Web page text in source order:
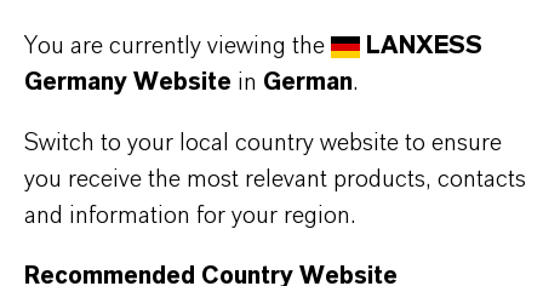
maßgeschneiderten Lösungen, globaler Präsenz
und einem tiefen Verständnis ihrer Märkte. Hier
finden Sie gleich elf überzeugende Gründe, warum
LANXESS der richtige Partner für Ihr Unternehmen
ist.
IM MITTELPUNKT STEHEN SIE: UNSERE
You are currently viewing the
LANXESS
Germany Website in German.
Switch to your local country website to ensure
you receive the most relevant products, contacts
and information for your region.
Recommended Country Website